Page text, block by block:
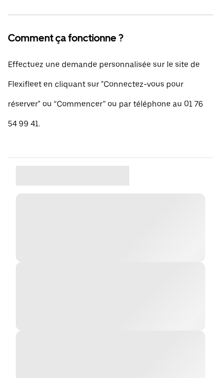
Comment ça fonctionne ?
Effectuez une demande personnalisée sur le site de
Flexifleet en cliquant sur "Connectez-vous pour
réserver" ou “Commencer” ou par téléphone au 01 76
54 99 41.